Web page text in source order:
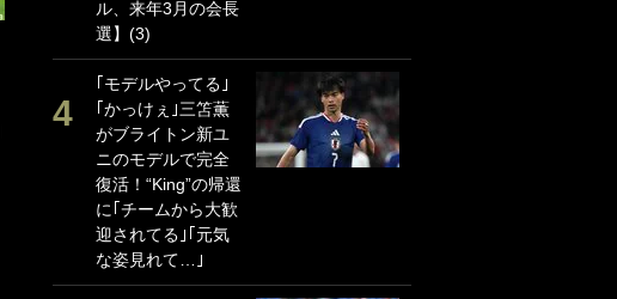
ル、来年3月の会長
選】(3)
｢モデルやってる｣
｢かっけぇ｣三笘薫
がブライトン新ユ
ニのモデルで完全
復活！“King”の帰還
に｢チームから大歓
迎されてる｣｢元気
な姿見れて…｣